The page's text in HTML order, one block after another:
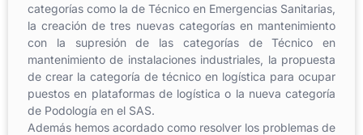
categorías como la de Técnico en Emergencias Sanitarias,
la creación de tres nuevas categorías en mantenimiento
con la supresión de las categorías de Técnico en
mantenimiento de instalaciones industriales, la propuesta
de crear la categoría de técnico en logística para ocupar
puestos en plataformas de logística o la nueva categoría
de Podología en el SAS.
Además hemos acordado como resolver los problemas de